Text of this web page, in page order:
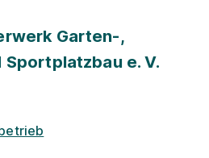
/ Stu­die­ren­de
Garten-,
e. V.